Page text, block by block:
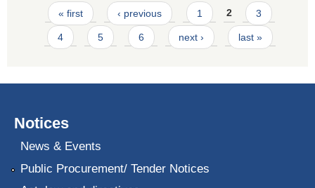
Pages
« first ‹ previous 1 2 3
4 5 6 next › last »
Notices
News & Events
Public Procurement/ Tender Notices